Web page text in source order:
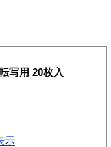
写用 20枚入
示